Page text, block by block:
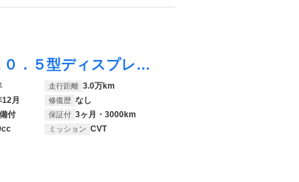
ＲＡＶ４ ＰＨＶ Ｚ パノラマルーフ 純正１０．５型ディスプレイ 全周囲カメラ 衝突軽減 レーダークルーズ ヘッドアップディスプレイ 合皮シート シートエアコン ＬＥＤヘッド パワーシート ＥＴＣ
走行距離 3.0万km
月 修復歴 なし
付 保証付 3ヶ月・3000km
ミッション CVT